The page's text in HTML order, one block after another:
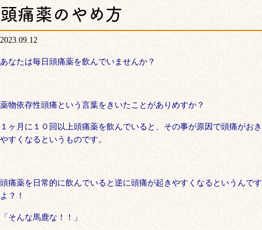
頭痛薬のやめ方
2023.09.12
あなたは毎日頭痛薬を飲んでいませんか？
薬物依存性頭痛という言葉をきいたことがありめすか？
１ヶ月に１０回以上頭痛薬を飲んでいると、その事が原因で頭痛がおき
やすくなるというものです。
頭痛薬を日常的に飲んでいると逆に頭痛が起きやすくなるというんです
よ？！
「そんな馬鹿な！！」